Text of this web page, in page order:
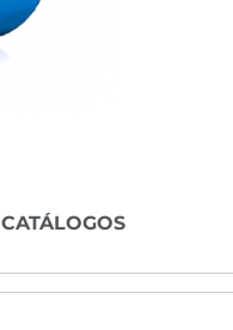
CATÁLOGOS